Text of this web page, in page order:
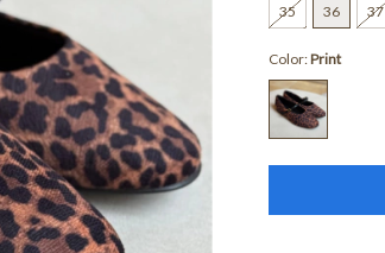
35 36 37
Color:Print